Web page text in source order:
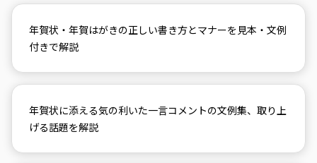
年賀状・年賀はがきの正しい書き方とマナーを見本・文例
付きで解説
年賀状に添える気の利いた一言コメントの文例集、取り上
げる話題を解説